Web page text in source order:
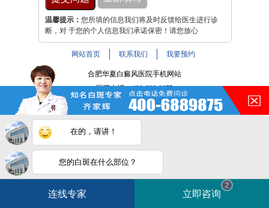
温馨提示： 您所填的信息我们将及时反馈给医生进行诊
断，对 于您的个人信息我们承诺保密！请您放心
网站首页 联系我们 我要预约
合肥华夏白癜风医院手机网站
医院电话：400-688-9875
医院地址：合肥市铜陵路与裕溪路交叉路口
注：本网站信息仅供参考，不能作为诊断及医疗依据，服用
药物或进行治疗时请遵医嘱。如有转载或引用文章涉及版权
问题，请与我们联系。
皖ICP备16014022号-9
皖公网安备 34010202600947号
在的，请讲！
您的白斑在什么部位？
连线专家 立即咨询
2
白斑在线问医生
如何快速治好白癜风？ 电话咨询